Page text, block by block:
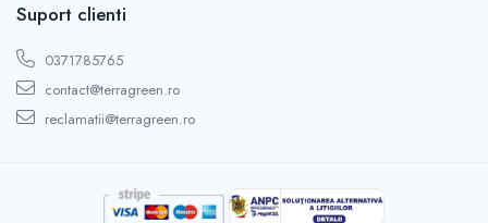
Suport clienti
0371785765
contact@terragreen.ro
reclamatii@terragreen.ro